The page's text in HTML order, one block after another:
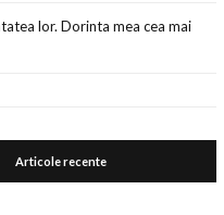
lor. Dorinta mea cea mai
Articole recente